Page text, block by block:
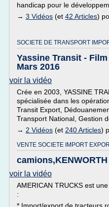
handicap pour le
→ 3 Vidéos (et 42 Articles)
SOCIETE DE TRANSPORT
Yassine Transit -
Mars 2016
voir la vidéo
Crée en 2003, YASSINE
spécialisée dans les
Transit Export,
Transport National, Gestion
→ 2 Vidéos (et 240 Articles)
VENTE SOCIETE IMPORT
voir la vidéo
AMERICAN TRUCKS est
: